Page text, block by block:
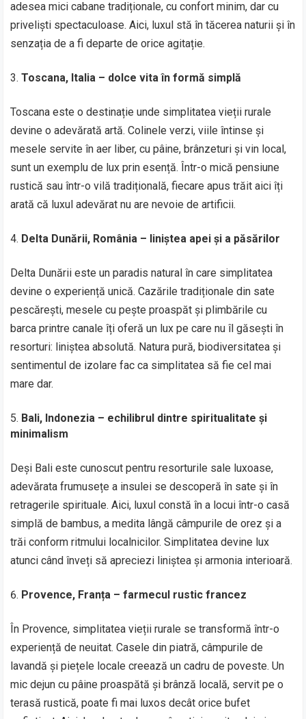
adesea mici cabane tradiționale, cu confort minim, dar cu
priveliști spectaculoase. Aici, luxul stă în tăcerea naturii și în
senzația de a fi departe de orice agitație.
Toscana, Italia – dolce vita în formă simplă
Toscana este o destinație unde simplitatea vieții rurale
devine o adevărată artă. Colinele verzi, viile întinse și
mesele servite în aer liber, cu pâine, brânzeturi și vin local,
sunt un exemplu de lux prin esență. Într-o mică pensiune
rustică sau într-o vilă tradițională, fiecare apus trăit aici îți
arată că luxul adevărat nu are nevoie de artificii.
Delta Dunării, România – liniștea apei și a păsărilor
Delta Dunării este un paradis natural în care simplitatea
devine o experiență unică. Cazările tradiționale din sate
pescărești, mesele cu pește proaspăt și plimbările cu
barca printre canale îți oferă un lux pe care nu îl găsești în
resorturi: liniștea absolută. Natura pură, biodiversitatea și
sentimentul de izolare fac ca simplitatea să fie cel mai
mare dar.
Bali, Indonezia – echilibrul dintre spiritualitate și
minimalism
Deși Bali este cunoscut pentru resorturile sale luxoase,
adevărata frumusețe a insulei se descoperă în sate și în
retragerile spirituale. Aici, luxul constă în a locui într-o casă
simplă de bambus, a medita lângă câmpurile de orez și a
trăi conform ritmului localnicilor. Simplitatea devine lux
atunci când înveți să apreciezi liniștea și armonia interioară.
Provence, Franța – farmecul rustic francez
În Provence, simplitatea vieții rurale se transformă într-o
experiență de neuitat. Casele din piatră, câmpurile de
lavandă și piețele locale creează un cadru de poveste. Un
mic dejun cu pâine proaspătă și brânză locală, servit pe o
terasă rustică, poate fi mai luxos decât orice bufet